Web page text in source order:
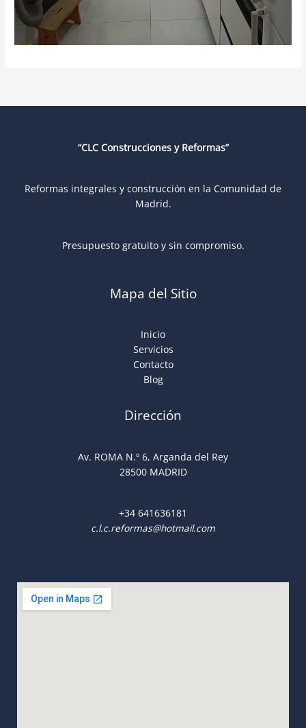
“CLC Construcciones y Reformas”
Reformas integrales y construcción en la Comunidad de
Madrid.
Presupuesto gratuito y sin compromiso.
Mapa del Sitio
Inicio
Servicios
Contacto
Blog
Dirección
Av. ROMA N.º 6, Arganda del Rey
28500 MADRID
+34 641636181
c.l.c.reformas@hotmail.com